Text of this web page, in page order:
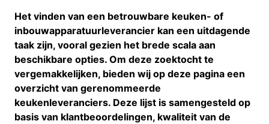
Het vinden van een betrouwbare keuken- of
inbouwapparatuurleverancier kan een uitdagende
taak zijn, vooral gezien het brede scala aan
beschikbare opties. Om deze zoektocht te
vergemakkelijken, bieden wij op deze pagina een
overzicht van gerenommeerde
keukenleveranciers. Deze lijst is samengesteld op
basis van klantbeoordelingen, kwaliteit van de